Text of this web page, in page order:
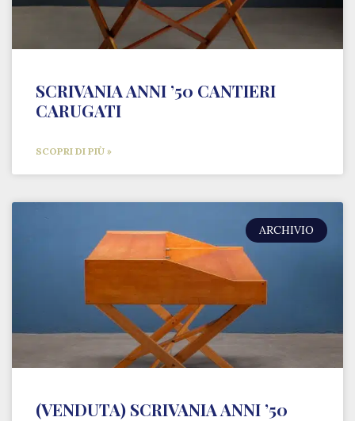
SCRIVANIA ANNI ’50 CANTIERI
CARUGATI
SCOPRI DI PIÙ »
ARCHIVIO
(VENDUTA) SCRIVANIA ANNI ’50